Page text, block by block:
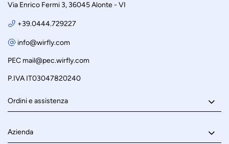
Via Enrico Fermi 3, 36045 Alonte - VI
+39.0444.729227
info@wirfly.com
PEC mail@pec.wirfly.com
P.IVA IT03047820240
Ordini e assistenza
Azienda